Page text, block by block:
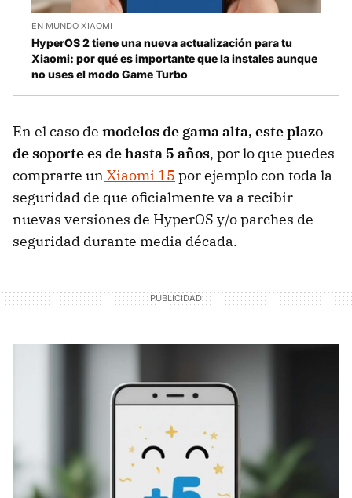
EN MUNDO XIAOMI
HyperOS 2 tiene una nueva actualización para tu
Xiaomi: por qué es importante que la instales aunque
no uses el modo Game Turbo
En el caso de modelos de gama alta, este plazo
de soporte es de hasta 5 años, por lo que puedes
comprarte un Xiaomi 15 por ejemplo con toda la
seguridad de que oficialmente va a recibir
nuevas versiones de HyperOS y/o parches de
seguridad durante media década.